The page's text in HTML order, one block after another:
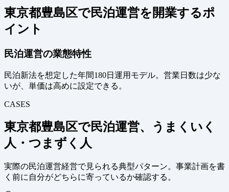
東京都豊島区で民泊運営を開業するポ
イント
民泊運営の業態特性
民泊新法を想定した年間180日運用モデル。営業日数は少な
いが、単価は高めに設定できる。
CASES
東京都豊島区で民泊運営、うまくいく
人・つまずく人
実際の民泊運営経営で見られる典型パターン。事業計画を書
く前に自分がどちらに寄っているか確認する。